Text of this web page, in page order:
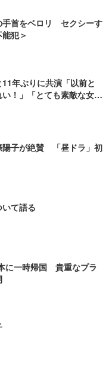
手首をベロリ セクシーす
犯＞
年ぶりに共演「以前と
！」「とても素敵な女
陽子が絶賛 「昼ドラ」初
て語る
に一時帰国 貴重なプラ